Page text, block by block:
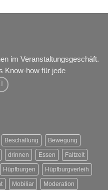
im Veranstaltungsgeschäft.
Know-how für jede
Beschallung Bewegung
drinnen Essen Faltzelt
Hüpfburgen Hüpfburgverleih
Mobiliar Moderation